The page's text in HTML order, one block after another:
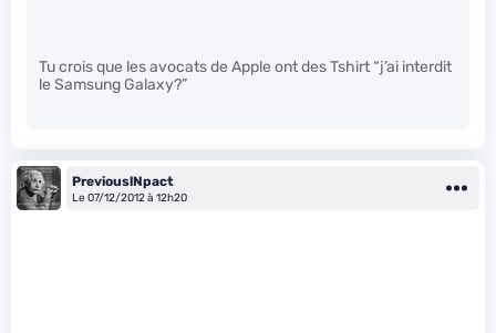
Tu crois que les avocats de Apple ont des Tshirt “j’ai interdit
le Samsung Galaxy?”
PreviouslNpact
Le 07/12/2012 à 12h20